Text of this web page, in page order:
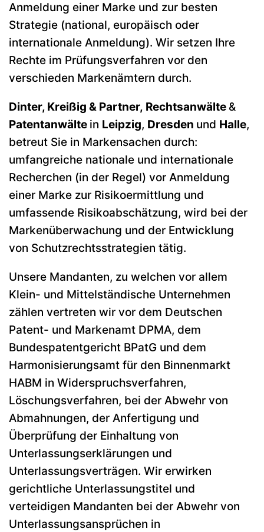
Anmeldung einer Marke und zur besten
Strategie (national, europäisch oder
internationale Anmeldung). Wir setzen Ihre
Rechte im Prüfungsverfahren vor den
verschieden Markenämtern durch.
Dinter, Kreißig & Partner, Rechtsanwälte &
Patentanwälte in Leipzig, Dresden und Halle,
betreut Sie in Markensachen durch:
umfangreiche nationale und internationale
Recherchen (in der Regel) vor Anmeldung
einer Marke zur Risikoermittlung und
umfassende Risikoabschätzung, wird bei der
Markenüberwachung und der Entwicklung
von Schutzrechtsstrategien tätig.
Unsere Mandanten, zu welchen vor allem
Klein- und Mittelständische Unternehmen
zählen vertreten wir vor dem Deutschen
Patent- und Markenamt DPMA, dem
Bundespatentgericht BPatG und dem
Harmonisierungsamt für den Binnenmarkt
HABM in Widerspruchsverfahren,
Löschungsverfahren, bei der Abwehr von
Abmahnungen, der Anfertigung und
Überprüfung der Einhaltung von
Unterlassungserklärungen und
Unterlassungsverträgen. Wir erwirken
gerichtliche Unterlassungstitel und
verteidigen Mandanten bei der Abwehr von
Unterlassungsansprüchen in